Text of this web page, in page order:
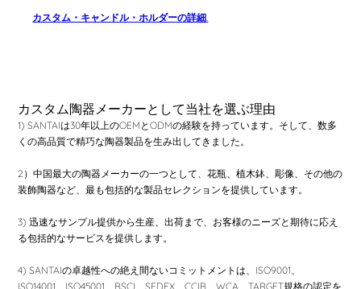
カスタム・キャンドル・ホルダーの詳細.
カスタム陶器メーカーとして当社を選ぶ理由
1) SANTAIは30年以上のOEMとODMの経験を持っています。そして、数多
くの高品質で精巧な陶器製品を生み出してきました。
2）中国最大の陶器メーカーの一つとして、花瓶、植木鉢、彫像、その他の
装飾陶器など、最も包括的な製品セレクションを提供しています。
3) 迅速なサンプル提供から生産、出荷まで、お客様のニーズと期待に応え
る包括的なサービスを提供します。
4) SANTAIの卓越性への絶え間ないコミットメントは、ISO9001、
ISO14001、ISO45001、BSCI、SEDEX、CCIB、WCA、TARGET規格の認定を